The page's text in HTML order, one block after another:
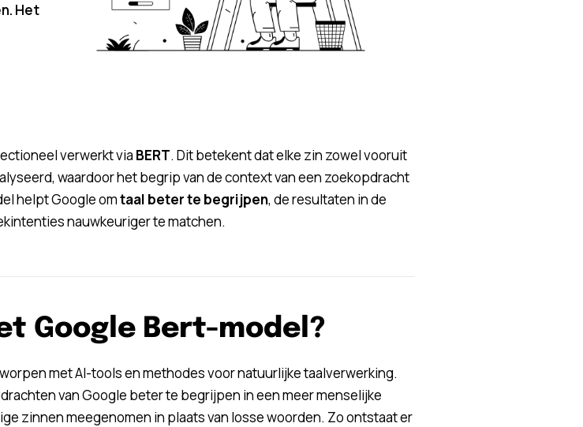
Het
verwerkt via BERT. Dit betekent dat elke zin zowel vooruit
waardoor het begrip van de context van een zoekopdracht
helpt Google omtaal beter te begrijpen, de resultaten in de
nauwkeuriger te matchen.
Google Bert-model?
met AI-tools en methodes voor natuurlijke taalverwerking.
van Google beter te begrijpen in een meer menselijke
zinnen meegenomen in plaats van losse woorden. Zo ontstaat er